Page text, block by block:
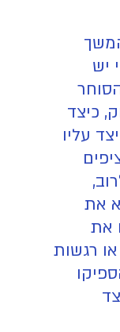
יש
כיצד
עליו
את
את
רגשות